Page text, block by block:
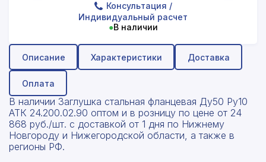
Консультация /
Индивидуальный расчет
●В наличии
Описание Характеристики Доставка
Оплата
В наличии Заглушка стальная фланцевая Ду50 Ру10
АТК 24.200.02.90 оптом и в розницу по цене от 24
868 руб./шт. с доставкой от 1 дня по Нижнему
Новгороду и Нижегородской области, а также в
регионы РФ.